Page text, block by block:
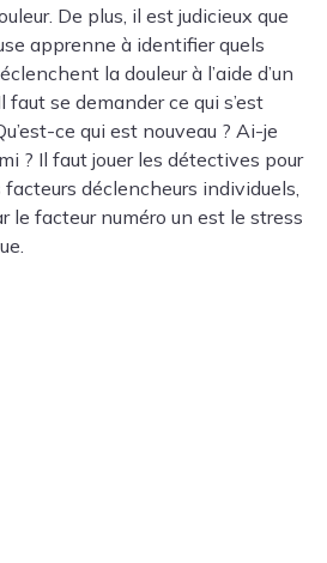
De plus, il est judicieux que
apprenne à identifier quels
la douleur à l’aide d’un
faut se demander ce qui s’est
ce qui est nouveau ? Ai-je
? Il faut jouer les détectives pour
déclencheurs individuels,
le facteur numéro un est le stress